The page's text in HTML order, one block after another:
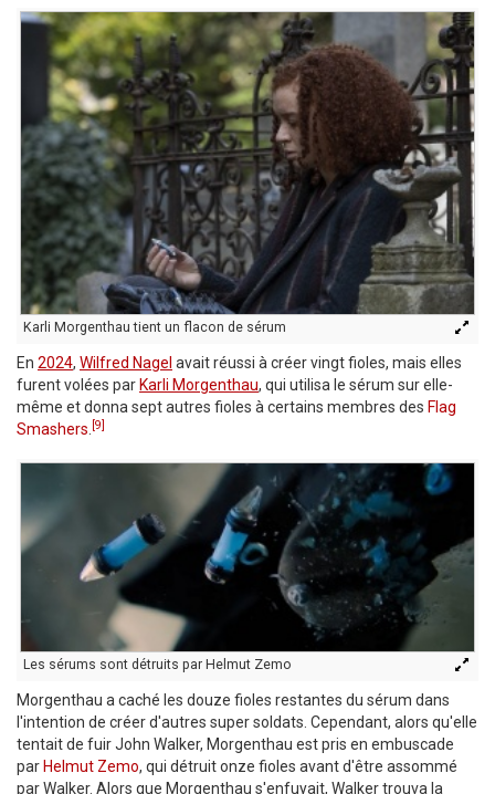
Karli Morgenthau tient un flacon de sérum
En 2024, Wilfred Nagel avait réussi à créer vingt fioles, mais elles
furent volées par Karli Morgenthau, qui utilisa le sérum sur elle-
même et donna sept autres fioles à certains membres des Flag
Smashers [9]
Les sérums sont détruits par Helmut Zemo
Morgenthau a caché les douze fioles restantes du sérum dans
l'intention de créer d'autres super soldats. Cependant, alors qu'elle
tentait de fuir John Walker, Morgenthau est pris en embuscade
par Helmut Zemo, qui détruit onze fioles avant d'être assommé
par Walker. Alors que Morgenthau s'enfuyait, Walker trouva la